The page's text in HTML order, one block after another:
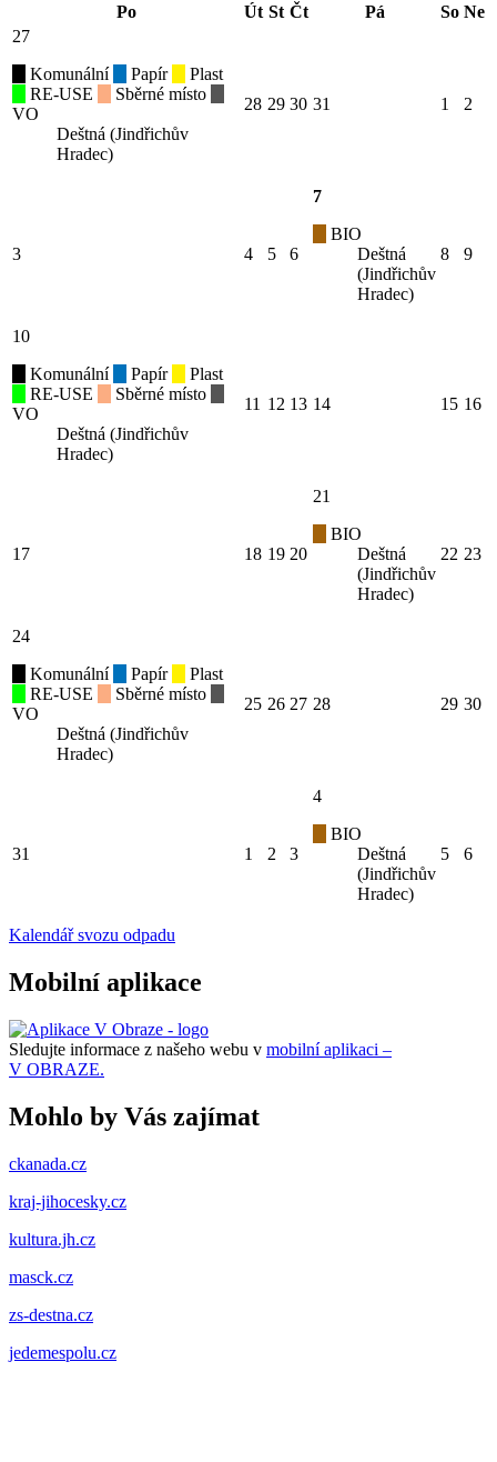
Po Út St Čt Pá So Ne
27
Komunální
Papír
Plast
RE-USE
Sběrné místo
VO
Deštná (Jindřichův
Hradec)
28 29 30 31 1 2
3 4 5 6
7
BIO
Deštná
(Jindřichův
Hradec)
8 9
10
Komunální
Papír
Plast
RE-USE
Sběrné místo
VO
Deštná (Jindřichův
Hradec)
11 12 13 14 15 16
17 18 19 20
21
BIO
Deštná
(Jindřichův
Hradec)
22 23
24
Komunální
Papír
Plast
RE-USE
Sběrné místo
VO
Deštná (Jindřichův
Hradec)
25 26 27 28 29 30
31 1 2 3
4
BIO
Deštná
(Jindřichův
Hradec)
5 6
Kalendář svozu odpadu
Mobilní aplikace
Sledujte informace z našeho webu v mobilní aplikaci –
V OBRAZE.
Mohlo by Vás zajímat
ckanada.cz
kraj-jihocesky.cz
kultura.jh.cz
masck.cz
zs-destna.cz
jedemespolu.cz